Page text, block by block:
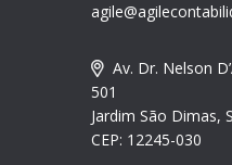
Av. Dr. Nelson
501
Jardim São Dimas,
CEP: 12245-030